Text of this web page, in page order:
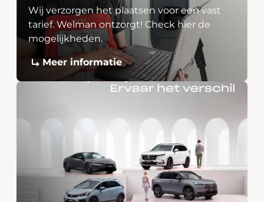
Wij verzorgen het plaatsen voor een vast
tarief. Welman ontzorgt! Check hier de
mogelijkheden.
Meer informatie